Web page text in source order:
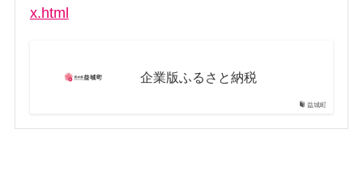
x.html
益城町
企業版ふるさと納税